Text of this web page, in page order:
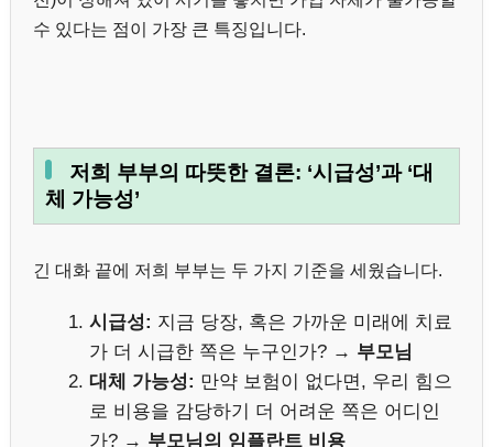
수 있다는 점이 가장 큰 특징입니다.
저희 부부의 따뜻한 결론: ‘시급성’과 ‘대
체 가능성’
긴 대화 끝에 저희 부부는 두 가지 기준을 세웠습니다.
시급성: 지금 당장, 혹은 가까운 미래에 치료
가 더 시급한 쪽은 누구인가? → 부모님
대체 가능성: 만약 보험이 없다면, 우리 힘으
로 비용을 감당하기 더 어려운 쪽은 어디인
가? → 부모님의 임플란트 비용